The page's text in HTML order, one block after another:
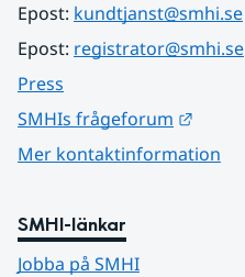
Epost: kundtjanst@smhi.se
Epost: registrator@smhi.se
Press
SMHIs frågeforum
Mer kontaktinformation
SMHI-länkar
Jobba på SMHI